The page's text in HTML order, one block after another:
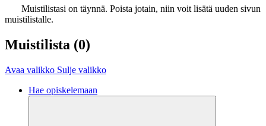
Muistilistasi on täynnä. Poista jotain, niin voit lisätä uuden sivun
muistilistalle.
Muistilista (0)
Avaa valikko Sulje valikko
Hae opiskelemaan